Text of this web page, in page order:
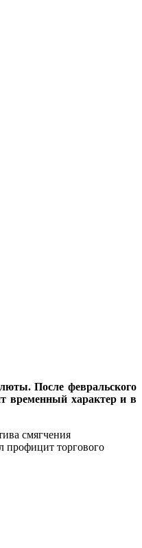
После февральского
временный характер и в
смягчения
профицит торгового